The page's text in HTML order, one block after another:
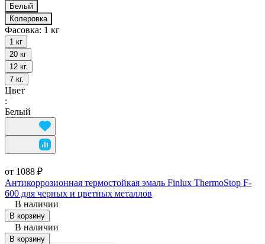
Белый
Колеровка
Фасовка: 1 кг
1 кг
20 кг
12 кг.
7 кг.
Цвет
:
Белый
от 1088 ₽
Антикоррозионная термостойкая эмаль Finlux ThermoStop F-
600 для черных и цветных металлов
В наличии
В корзину
В наличии
В корзину